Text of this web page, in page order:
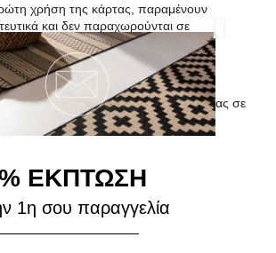
χρήση της κάρτας, παραμένουν
και δεν παραχωρούνται σε
τραπεζικό λογαριασμό
τα χρήματα της παραγγελίας σας σε
τραπεζικούς λογαριασμούς :
ΕΚΠΤΩΣΗ
1η σου παραγγελία